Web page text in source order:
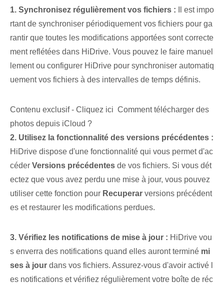
1.⁣ Synchronisez régulièrement vos fichiers : Il est impo
rtant de synchroniser périodiquement vos fichiers pour ga
rantir que toutes les modifications apportées sont correcte
ment reflétées dans ⁤HiDrive. Vous pouvez le faire⁤ manuel
lement ou configurer HiDrive⁢ pour‌ synchroniser automatiq
uement vos fichiers à des intervalles de temps définis.
Contenu exclusif - Cliquez ici Comment télécharger des
photos depuis iCloud ?
2. ⁢Utilisez ⁢la fonctionnalité des versions précédentes :
HiDrive dispose d'une fonctionnalité qui vous permet d'ac
céder Versions précédentes de vos fichiers.⁤ Si vous dét
ectez que vous avez perdu ⁣une⁤ mise à jour, vous pouvez
utiliser cette fonction pour Recuperar ⁣versions précédent
es et ⁢restaurer les modifications perdues.
3. Vérifiez les notifications de mise à jour : HiDrive vou
s enverra des ‌notifications ‌quand elles auront terminé mi
ses à jour dans vos fichiers. Assurez-vous d'avoir activé l
es notifications et vérifiez régulièrement votre boîte de réc